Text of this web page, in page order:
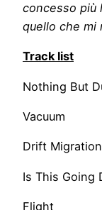
concesso più
quello che mi
Track list
Nothing But
Vacuum
Drift Migration
Is This Going
Flight